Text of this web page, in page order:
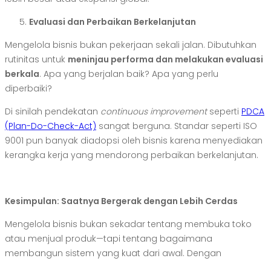
Evaluasi dan Perbaikan Berkelanjutan
Mengelola bisnis bukan pekerjaan sekali jalan. Dibutuhkan
rutinitas untuk meninjau performa dan melakukan evaluasi
berkala. Apa yang berjalan baik? Apa yang perlu
diperbaiki?
Di sinilah pendekatan continuous improvementseperti PDCA
(Plan-Do-Check-Act) sangat berguna. Standar seperti ISO
9001 pun banyak diadopsi oleh bisnis karena menyediakan
kerangka kerja yang mendorong perbaikan berkelanjutan.
Kesimpulan: Saatnya Bergerak dengan Lebih Cerdas
Mengelola bisnis bukan sekadar tentang membuka toko
atau menjual produk—tapi tentang bagaimana
membangun sistem yang kuat dari awal. Dengan